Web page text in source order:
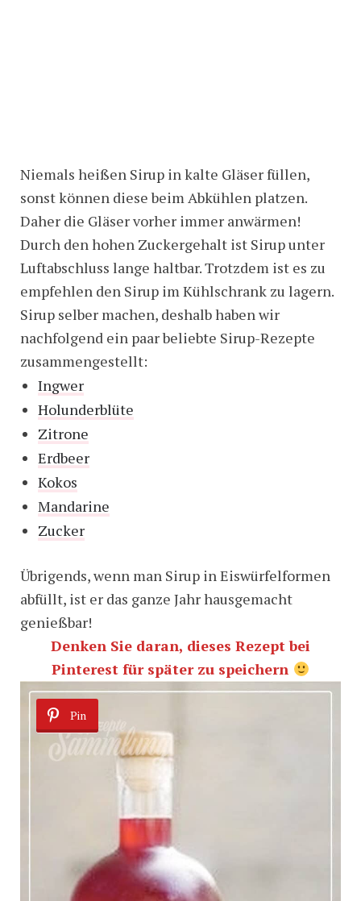
Niemals heißen Sirup in kalte Gläser füllen,
sonst können diese beim Abkühlen platzen.
Daher die Gläser vorher immer anwärmen!
Durch den hohen Zuckergehalt ist Sirup unter
Luftabschluss lange haltbar. Trotzdem ist es zu
empfehlen den Sirup im Kühlschrank zu lagern.
Sirup selber machen, deshalb haben wir
nachfolgend ein paar beliebte Sirup-Rezepte
zusammengestellt:
Ingwer
Holunderblüte
Zitrone
Erdbeer
Kokos
Mandarine
Zucker
Übrigends, wenn man Sirup in Eiswürfelformen
abfüllt, ist er das ganze Jahr hausgemacht
genießbar!
Denken Sie daran, dieses Rezept bei
Pinterest für später zu speichern
Pin